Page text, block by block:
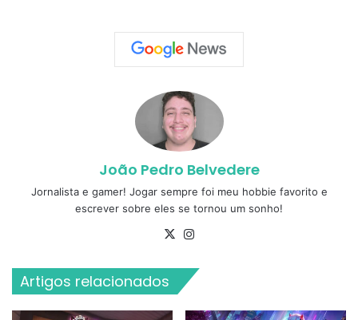
João Pedro Belvedere
Jornalista e gamer! Jogar sempre foi meu hobbie favorito e
escrever sobre eles se tornou um sonho!
X
Artigos relacionados